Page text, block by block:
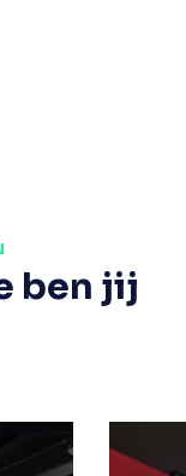
ben jij